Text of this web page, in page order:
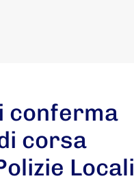
conferma
corsa
Locali